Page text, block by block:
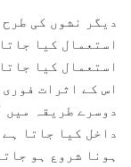
دیگر نشوں کی
استعمال کیا
استعمال کیا
اس کے اثرات
دوسرے طریقہ میں
ہونا شروع ہو